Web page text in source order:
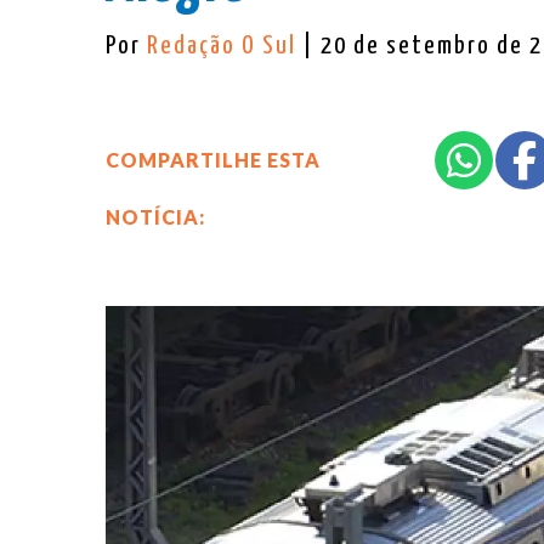
Por Redação O Sul | 20 de setembro de
COMPARTILHE ESTA
NOTÍCIA: